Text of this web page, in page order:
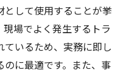
して使用することが挙
場でよく発生するトラ
いるため、実務に即し
に最適です。また、事